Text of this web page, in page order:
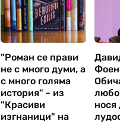
"Роман се прави
не с много думи, а
с много голяма
история" - из
"Красиви
изгнаници" на
нося